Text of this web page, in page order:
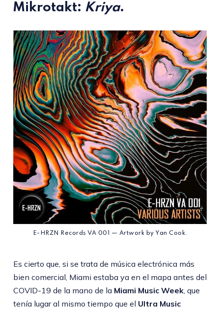
Mikrotakt: Kriya.
E-HRZN Records VA 001 — Artwork by Yan Cook.
Es cierto que, si se trata de música electrónica más
bien comercial, Miami estaba ya en el mapa antes del
COVID-19 de la mano de la Miami Music Week, que
tenía lugar al mismo tiempo que el Ultra Music